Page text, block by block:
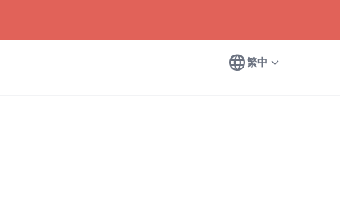
language繁中 expand_more